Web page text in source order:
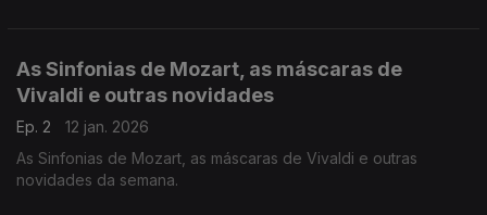
As Sinfonias de Mozart, as máscaras de
Vivaldi e outras novidades
Ep. 2
12 jan. 2026
As Sinfonias de Mozart, as máscaras de Vivaldi e outras
novidades da semana.